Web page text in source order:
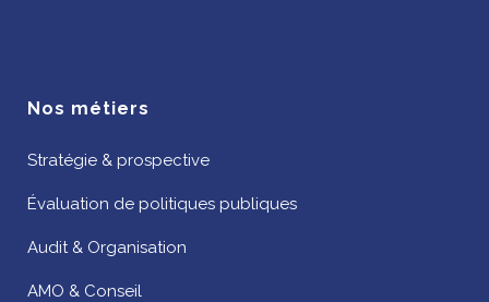
Nos métiers
Stratégie & prospective
Évaluation de politiques publiques
Audit & Organisation
AMO & Conseil